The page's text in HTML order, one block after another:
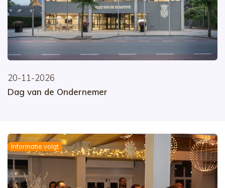
20-11-2026
Dag van de Ondernemer
Informatie volgt